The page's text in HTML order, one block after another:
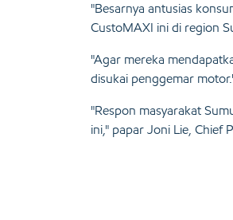
"Besarnya antusias
CustoMAXI ini di region
"Agar mereka
disukai penggemar
"Respon masyarakat
ini," papar Joni Lie, Chief